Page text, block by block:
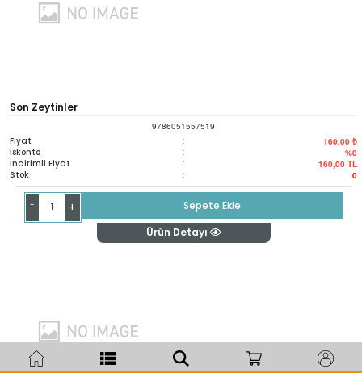
Son Zeytinler
9786051557519
Fiyat : 160,00 ₺
İskonto : %0
İndirimli Fiyat : 160,00 TL
Stok : 0
- +
Sepete Ekle
Ürün Detayı